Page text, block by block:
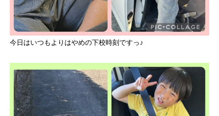
今日はいつもよりはやめの下校時刻ですっ♪